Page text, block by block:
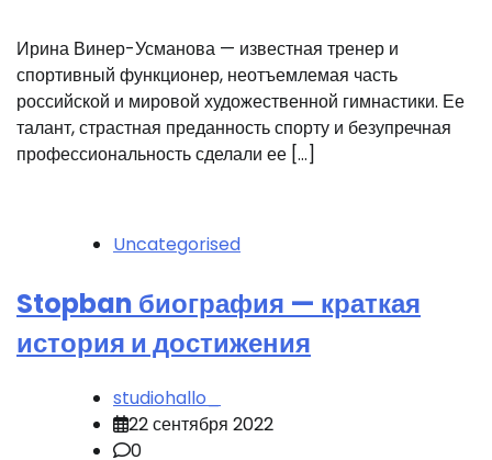
Ирина Винер-Усманова — известная тренер и
спортивный функционер, неотъемлемая часть
российской и мировой художественной гимнастики. Ее
талант, страстная преданность спорту и безупречная
профессиональность сделали ее […]
Uncategorised
Stopban биография — краткая
история и достижения
studiohallo_
22 сентября 2022
0